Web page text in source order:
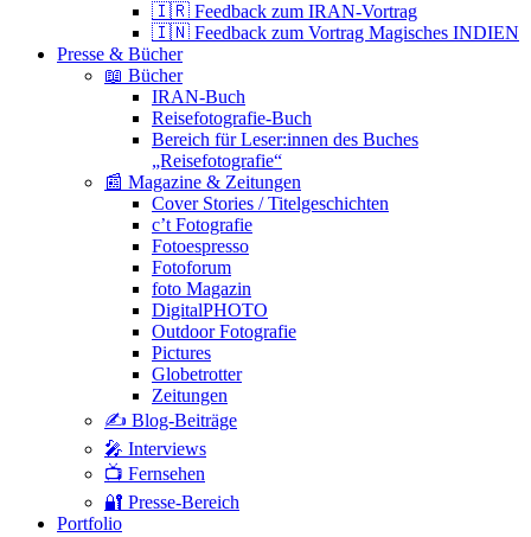
🇮🇷 Feedback zum IRAN-Vortrag
🇮🇳 Feedback zum Vortrag Magisches INDIEN
Presse & Bücher
📖 Bücher
IRAN-Buch
Reisefotografie-Buch
Bereich für Leser:innen des Buches
„Reisefotografie“
📰 Magazine & Zeitungen
Cover Stories / Titelgeschichten
c’t Fotografie
Fotoespresso
Fotoforum
foto Magazin
DigitalPHOTO
Outdoor Fotografie
Pictures
Globetrotter
Zeitungen
✍️ Blog-Beiträge
🎤 Interviews
📺 Fernsehen
🔐 Presse-Bereich
Portfolio